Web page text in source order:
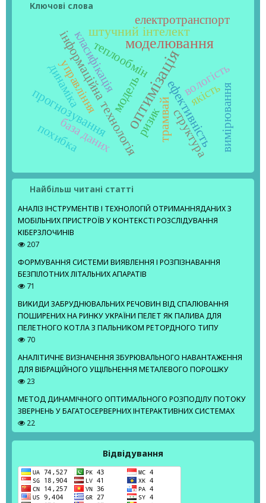
Ключові слова
оптимізація
моделювання
інформаційна технологія ефективність
модель
прогнозування
штучний інтелект
трамвай
вологість
ризик
управліннятеплообмін
структура
якість
класифікація
база даних
динаміка
електротранспорт
вимірювання
похибка
Найбільш читані статті
АНАЛІЗ ІНСТРУМЕНТІВ І ТЕХНОЛОГІЙ ОТРИМАННЯДАНИХ З
МОБІЛЬНИХ ПРИСТРОЇВ У КОНТЕКСТІ РОЗСЛІДУВАННЯ
КІБЕРЗЛОЧИНІВ
207
ФОРМУВАННЯ СИСТЕМИ ВИЯВЛЕННЯ І РОЗПІЗНАВАННЯ
БЕЗПІЛОТНИХ ЛІТАЛЬНИХ АПАРАТІВ
71
ВИКИДИ ЗАБРУДНЮВАЛЬНИХ РЕЧОВИН ВІД СПАЛЮВАННЯ
ПОШИРЕНИХ НА РИНКУ УКРАЇНИ ПЕЛЕТ ЯК ПАЛИВА ДЛЯ
ПЕЛЕТНОГО КОТЛА З ПАЛЬНИКОМ РЕТОРДНОГО ТИПУ
70
АНАЛІТИЧНЕ ВИЗНАЧЕННЯ ЗБУРЮВАЛЬНОГО НАВАНТАЖЕННЯ
ДЛЯ ВІБРАЦІЙНОГО УЩІЛЬНЕННЯ МЕТАЛЕВОГО ПОРОШКУ
23
МЕТОД ДИНАМІЧНОГО ОПТИМАЛЬНОГО РОЗПОДІЛУ ПОТОКУ
ЗВЕРНЕНЬ У БАГАТОСЕРВЕРНИХ ІНТЕРАКТИВНИХ СИСТЕМАХ
22
Відвідування